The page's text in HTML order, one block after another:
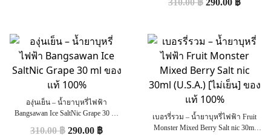
ของแท้ 100%
องุ่นเย็น – น้ำยาบุหรี่ไฟฟ้า
Bangsawan Ice SaltNic Grape 30 ml
310.00฿ 290.00 ฿
เบอรรี่รวม – น้ำยาบุหรี่ไฟฟ้า Fruit
Monster Mixed Berry Salt nic 30ml